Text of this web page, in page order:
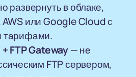
развернуть в облаке,
или Google Cloud с
тарифами.
FTP Gateway— не
FTP сервером,